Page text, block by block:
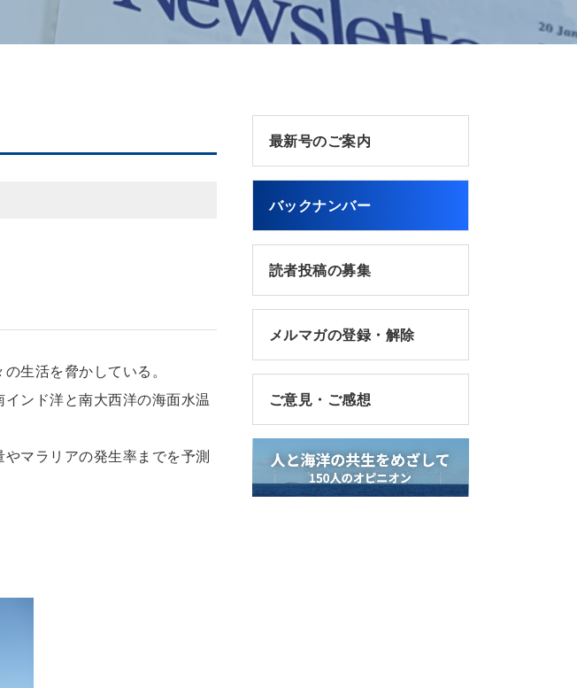
生活を脅かしている。
ンド洋と南大西洋の海面水温
マラリアの発生率までを予測
最新号のご案内
バックナンバー
読者投稿の募集
メルマガの登録・解除
ご意見・ご感想